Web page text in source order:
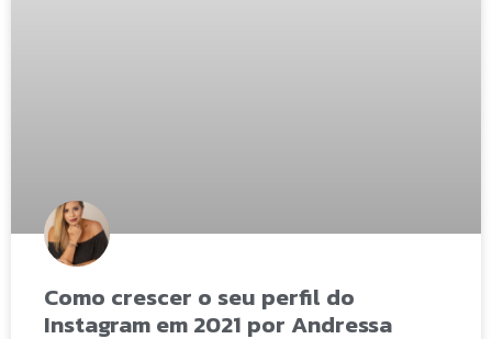
Como crescer o seu perfil do
Instagram em 2021 por Andressa